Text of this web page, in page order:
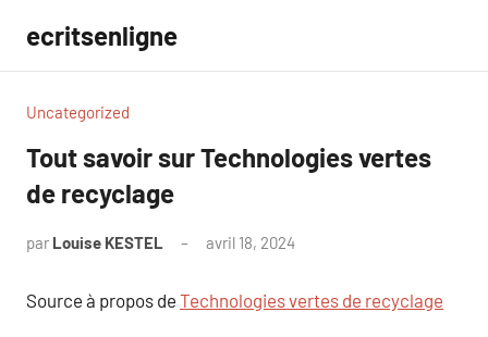
contenu
ecritsenligne
Uncategorized
Tout savoir sur Technologies vertes
de recyclage
par Louise KESTEL avril 18, 2024
Source à propos de Technologies vertes de recyclage